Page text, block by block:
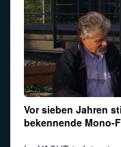
Vor sieben Jahren
bekennende Mono-